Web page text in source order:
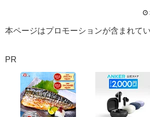
本ページはプロモーションが含まれてい
PR